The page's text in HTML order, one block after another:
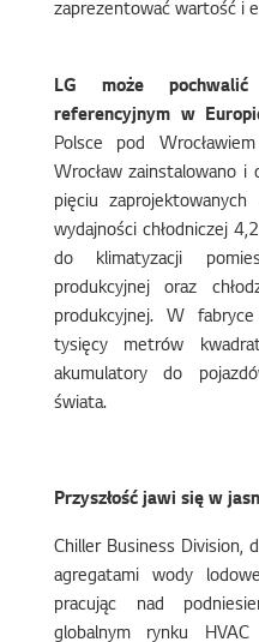
zaprezentować wartość i
LG może
referencyjnym w
Polsce pod
Wrocław zainstalowano
pięciu
wydajności chłodniczej
do klimatyzacji
produkcyjnej oraz
produkcyjnej. W
tysięcy metrów
akumulatory do
świata.
Przyszłość jawi się w
Chiller Business Division,
agregatami wody
pracując nad
globalnym rynku